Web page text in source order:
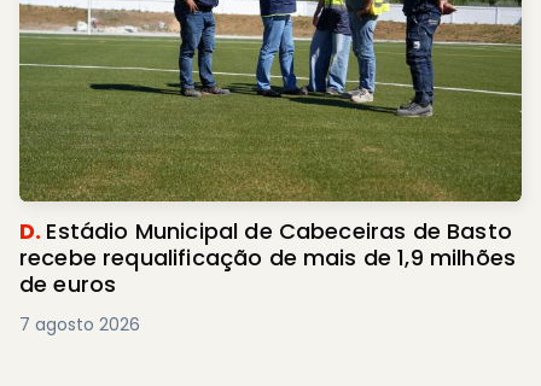
D. Estádio Municipal de Cabeceiras de Basto
recebe requalificação de mais de 1,9 milhões
de euros
7 agosto 2026